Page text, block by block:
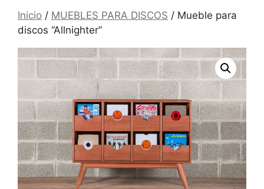
Inicio / MUEBLES PARA DISCOS / Mueble para
discos “Allnighter”